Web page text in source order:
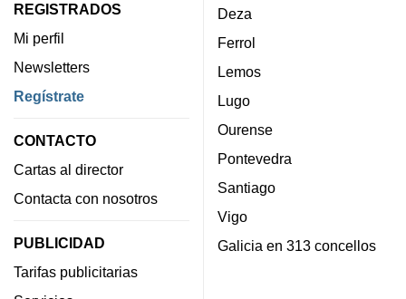
REGISTRADOS
Mi perfil
Newsletters
Regístrate
CONTACTO
Cartas al director
Contacta con nosotros
PUBLICIDAD
Tarifas publicitarias
Deza
Ferrol
Lemos
Lugo
Ourense
Pontevedra
Santiago
Vigo
Galicia en 313 concellos